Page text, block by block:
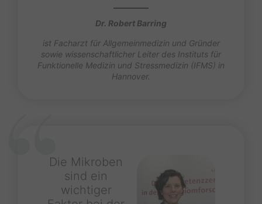
Dr. Robert Barring
ist Facharzt für Allgemeinmedizin und Gründer
sowie wissenschaftlicher Leiter des Instituts für
Funktionelle Medizin und Stressmedizin (IFMS) in
Hannover.
Die Mikroben
sind ein
wichtiger